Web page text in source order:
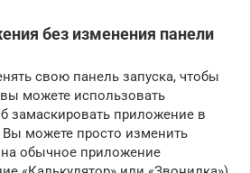
без изменения панели
свою панель запуска, чтобы
можете использовать
замаскировать приложение в
можете просто изменить
обычное приложение